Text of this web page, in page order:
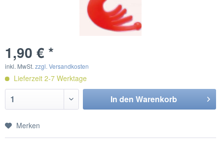
1,90 € *
inkl. MwSt. zzgl. Versandkosten
Lieferzeit 2-7 Werktage
In den Warenkorb
Merken